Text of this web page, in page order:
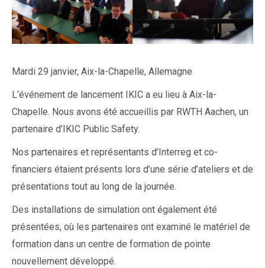
Mardi 29 janvier, Aix-la-Chapelle, Allemagne
L’événement de lancement IKIC a eu lieu à Aix-la-
Chapelle. Nous avons été accueillis par RWTH Aachen, un
partenaire d’IKIC Public Safety.
Nos partenaires et représentants d’Interreg et co-
financiers étaient présents lors d’une série d’ateliers et de
présentations tout au long de la journée.
Des installations de simulation ont également été
présentées, où les partenaires ont examiné le matériel de
formation dans un centre de formation de pointe
nouvellement développé.